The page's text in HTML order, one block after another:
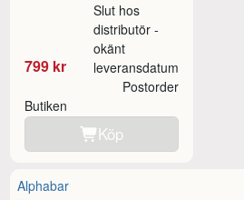
799 kr
Slut hos
distributör -
okänt
leveransdatum
Butiken
Postorder
Köp
Alphabar